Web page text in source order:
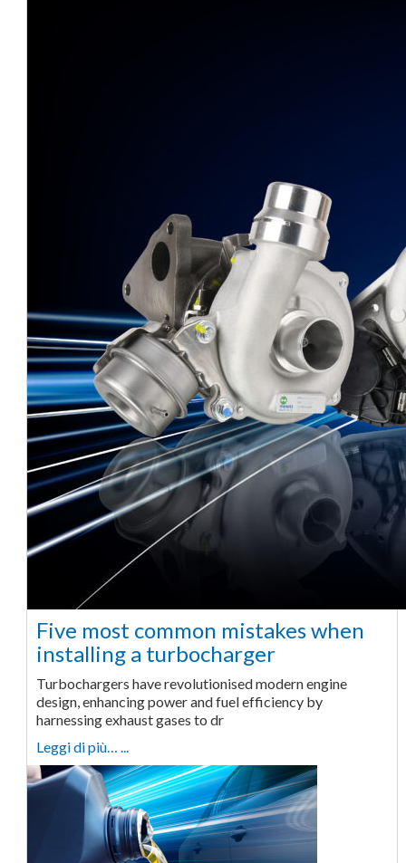
Five most common mistakes when
installing a turbocharger
Turbochargers have revolutionised modern engine
design, enhancing power and fuel efficiency by
harnessing exhaust gases to dr
Leggi di più… ...